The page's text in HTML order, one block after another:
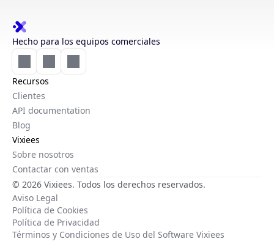
Hecho para los equipos comerciales
Recursos
Clientes
API documentation
Blog
Vixiees
Sobre nosotros
Contactar con ventas
© 2026 Vixiees. Todos los derechos reservados.
Aviso Legal
Política de Cookies
Política de Privacidad
Términos y Condiciones de Uso del Software Vixiees